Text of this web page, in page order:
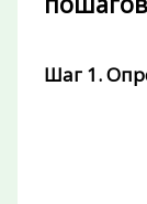
Шаг 1.